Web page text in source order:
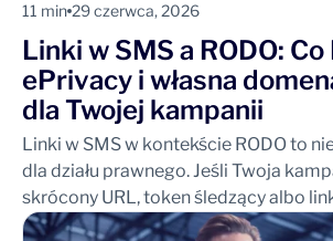
11 min 29 czerwca, 2026
Linki w SMS a RODO: Co
ePrivacy i własna
dla Twojej kampanii
Linki w SMS w kontekście RODO to
dla działu prawnego. Jeśli Twoja
skrócony URL, token śledzący albo